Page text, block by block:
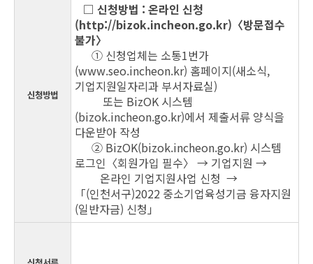
신청방법
□ 신청방법 : 온라인 신청
(http://bizok.incheon.go.kr)〈방문접수
불가〉
① 신청업체는 소통1번가
(www.seo.incheon.kr) 홈페이지(새소식,
기업지원일자리과 부서자료실)
또는 BizOK 시스템
(bizok.incheon.go.kr)에서 제출서류 양식을
다운받아 작성
② BizOK(bizok.incheon.go.kr) 시스템
로그인〈회원가입 필수〉 → 기업지원 →
온라인 기업지원사업 신청 →
「(인천서구)2022 중소기업육성기금 융자지원
(일반자금) 신청」